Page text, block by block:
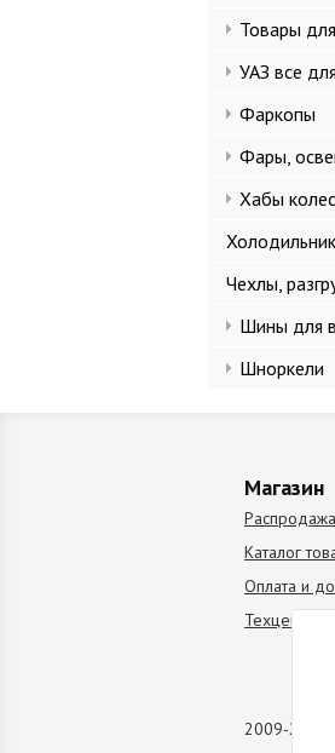
Товары
УАЗ все
Фаркопы
Фары,
Хабы
Чехлы,
Шины для
Шноркели
Магазин
Распродажа
Каталог
Оплата и
Техцентр
2009-2026